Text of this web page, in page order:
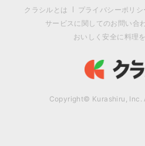
クラシルとは プライバシーポリシ
サービスに関してのお問い合
おいしく安全に料理
Copyright© Kurashiru, Inc.